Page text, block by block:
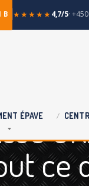
B ★★★★★4,7/5·
ÉPAVE
ce